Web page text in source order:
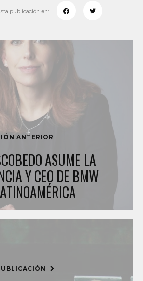
publicación en:
ANTERIOR
ASUME LA
Y CEO DE BMW